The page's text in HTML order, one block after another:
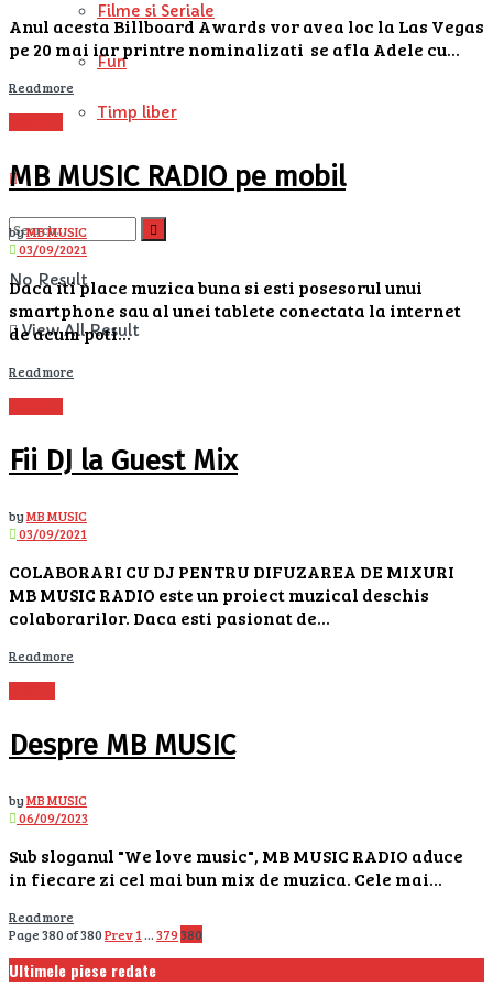
Filme si Seriale
Fun
Timp liber
No Result
View All Result
Anul acesta Billboard Awards vor avea loc la Las Vegas
pe 20 mai iar printre nominalizati se afla Adele cu...
Read more
MB MUSIC RADIO pe mobil
byMB MUSIC
03/09/2021
Daca iti place muzica buna si esti posesorul unui
smartphone sau al unei tablete conectata la internet
de acum poti...
Read more
Fii DJ la Guest Mix
byMB MUSIC
03/09/2021
COLABORARI CU DJ PENTRU DIFUZAREA DE MIXURI
MB MUSIC RADIO este un proiect muzical deschis
colaborarilor. Daca esti pasionat de...
Read more
Despre MB MUSIC
byMB MUSIC
06/09/2023
Sub sloganul "We love music", MB MUSIC RADIO aduce
in fiecare zi cel mai bun mix de muzica. Cele mai...
Read more
Page 380 of 380Prev1…379380
Ultimele piese redate